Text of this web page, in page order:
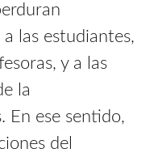
las estudiantes,
y a las
la
En ese sentido,
del